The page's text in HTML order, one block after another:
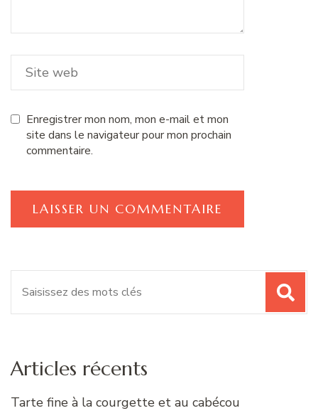
Enregistrer mon nom, mon e-mail et mon
site dans le navigateur pour mon prochain
commentaire.
Articles récents
Tarte fine à la courgette et au cabécou